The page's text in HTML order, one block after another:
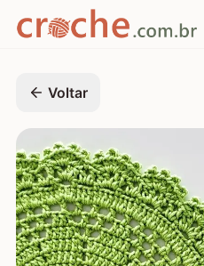
Voltar